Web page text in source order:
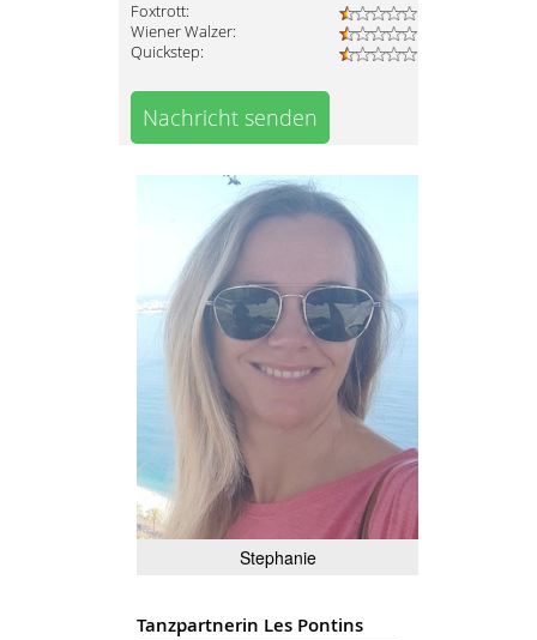
Foxtrott:
Wiener Walzer:
Quickstep:
Nachricht senden
Stephanie
Tanzpartnerin Les Pontins